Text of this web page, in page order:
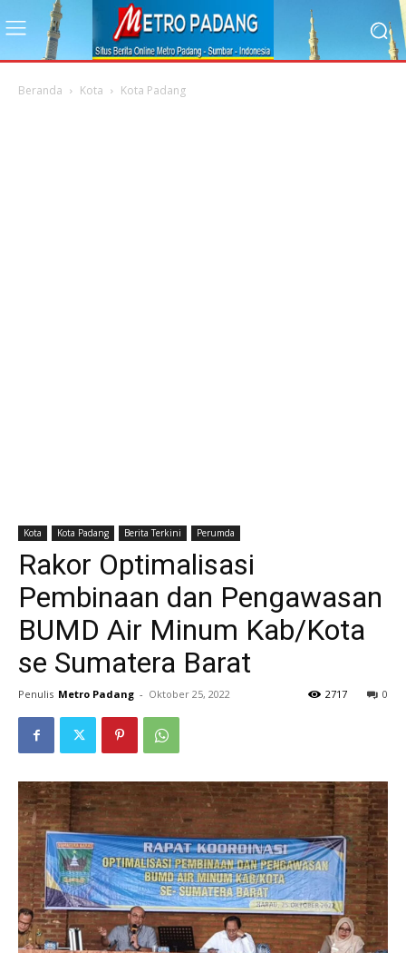
Beranda Kota Kota Padang
Kota Kota Padang Berita Terkini Perumda
Rakor Optimalisasi
Pembinaan dan Pengawasan
BUMD Air Minum Kab/Kota
se Sumatera Barat
Penulis Metro Padang - Oktober 25, 2022 0
2717